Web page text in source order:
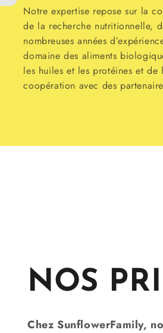
Notre expertise repose sur la
de la recherche nutritionnelle,
nombreuses années
domaine des aliments
les huiles et les protéines et de
coopération avec des
NOS
Chez SunflowerFamily,